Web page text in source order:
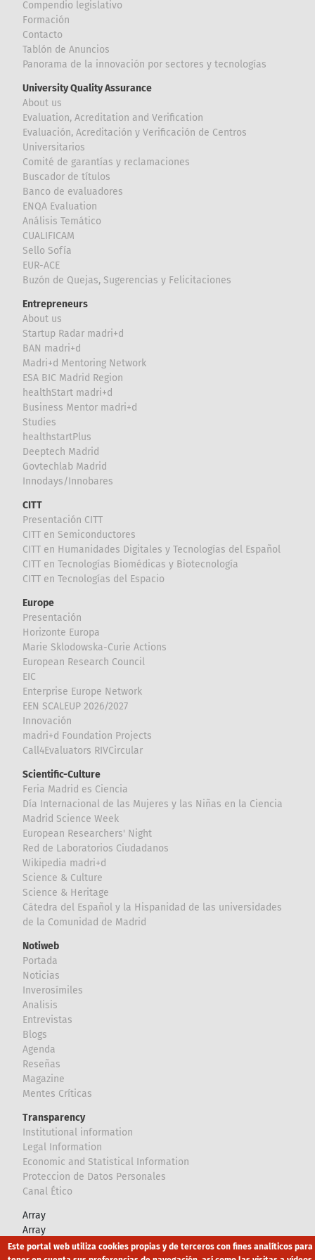
Compendio legislativo
Formación
Contacto
Tablón de Anuncios
Panorama de la innovación por sectores y tecnologías
University Quality Assurance
About us
Evaluation, Acreditation and Verification
Evaluación, Acreditación y Verificación de Centros
Universitarios
Comité de garantías y reclamaciones
Buscador de títulos
Banco de evaluadores
ENQA Evaluation
Análisis Temático
CUALIFICAM
Sello Sofía
EUR-ACE
Buzón de Quejas, Sugerencias y Felicitaciones
Entrepreneurs
About us
Startup Radar madri+d
BAN madri+d
Madri+d Mentoring Network
ESA BIC Madrid Region
healthStart madri+d
Business Mentor madri+d
Studies
healthstartPlus
Deeptech Madrid
Govtechlab Madrid
Innodays/Innobares
CITT
Presentación CITT
CITT en Semiconductores
CITT en Humanidades Digitales y Tecnologías del Español
CITT en Tecnologías Biomédicas y Biotecnología
CITT en Tecnologías del Espacio
Europe
Presentación
Horizonte Europa
Marie Sklodowska-Curie Actions
European Research Council
EIC
Enterprise Europe Network
EEN SCALEUP 2026/2027
Innovación
madri+d Foundation Projects
Call4Evaluators RIVCircular
Scientific-Culture
Feria Madrid es Ciencia
Día Internacional de las Mujeres y las Niñas en la Ciencia
Madrid Science Week
European Researchers' Night
Red de Laboratorios Ciudadanos
Wikipedia madri+d
Science & Culture
Science & Heritage
Cátedra del Español y la Hispanidad de las universidades
de la Comunidad de Madrid
Notiweb
Portada
Noticias
Inverosímiles
Analisis
Entrevistas
Blogs
Agenda
Reseñas
Magazine
Mentes Críticas
Transparency
Institutional information
Legal Information
Economic and Statistical Information
Proteccion de Datos Personales
Canal Ético
Array
Array
Este portal web utiliza cookies propias y de terceros con fines analíticos para